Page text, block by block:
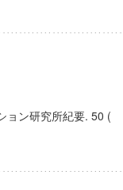
ョン研究所紀要. 50 (